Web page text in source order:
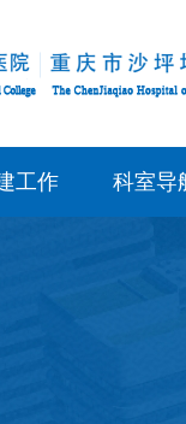
工作 科室导